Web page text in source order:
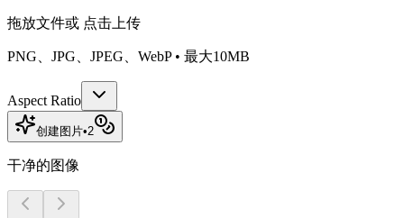
拖放文件或 点击上传
PNG、JPG、JPEG、WebP • 最大10MB
Aspect Ratio
创建图片•2
干净的图像